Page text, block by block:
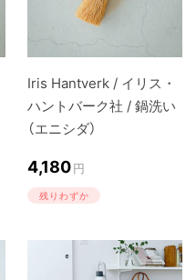
Iris Hantverk / イリス・
ハントバーク社 / 鍋洗い
（エニシダ）
4,180円
残りわずか